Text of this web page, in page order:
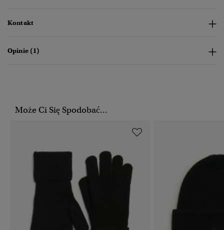
Kontakt
Opinie (1)
Może Ci Się Spodobać...